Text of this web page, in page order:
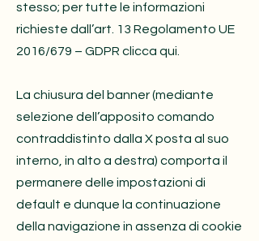
stesso; per tutte le informazioni
richieste dall’art. 13 Regolamento UE
2016/679 – GDPR clicca qui.
La chiusura del banner (mediante
selezione dell’apposito comando
contraddistinto dalla X posta al suo
interno, in alto a destra) comporta il
permanere delle impostazioni di
default e dunque la continuazione
della navigazione in assenza di cookie